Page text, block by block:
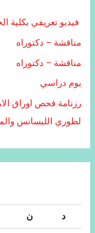
فيديو تعريفي بكلية
مناقشة – دكتوراه
مناقشة – دكتوراه
يوم دراسي
رزنامة فحص اوراق
لطوري الليسانس
د ن